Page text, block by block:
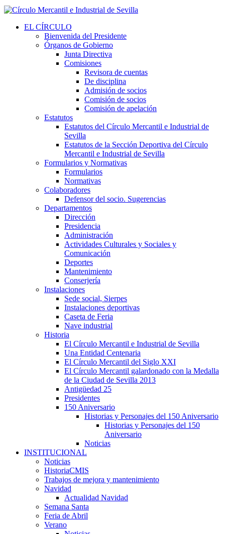
EL CÍRCULO
Bienvenida del Presidente
Órganos de Gobierno
Junta Directiva
Comisiones
Revisora de cuentas
De disciplina
Admisión de socios
Comisión de socios
Comisión de apelación
Estatutos
Estatutos del Círculo Mercantil e Industrial de
Sevilla
Estatutos de la Sección Deportiva del Círculo
Mercantil e Industrial de Sevilla
Formularios y Normativas
Formularios
Normativas
Colaboradores
Defensor del socio. Sugerencias
Departamentos
Dirección
Presidencia
Administración
Actividades Culturales y Sociales y
Comunicación
Deportes
Mantenimiento
Conserjería
Instalaciones
Sede social, Sierpes
Instalaciones deportivas
Caseta de Feria
Nave industrial
Historia
El Círculo Mercantil e Industrial de Sevilla
Una Entidad Centenaria
El Círculo Mercantil del Siglo XXI
El Círculo Mercantil galardonado con la Medalla
de la Ciudad de Sevilla 2013
Antigüedad 25
Presidentes
150 Aniversario
Historias y Personajes del 150 Aniversario
Historias y Personajes del 150
Aniversario
Noticias
INSTITUCIONAL
Noticias
HistoriaCMIS
Trabajos de mejora y mantenimiento
Navidad
Actualidad Navidad
Semana Santa
Feria de Abril
Verano